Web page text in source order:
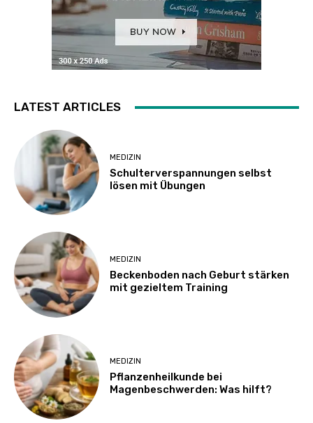
LATEST ARTICLES
MEDIZIN
Schulterverspannungen selbst
lösen mit Übungen
MEDIZIN
Beckenboden nach Geburt stärken
mit gezieltem Training
MEDIZIN
Pflanzenheilkunde bei
Magenbeschwerden: Was hilft?